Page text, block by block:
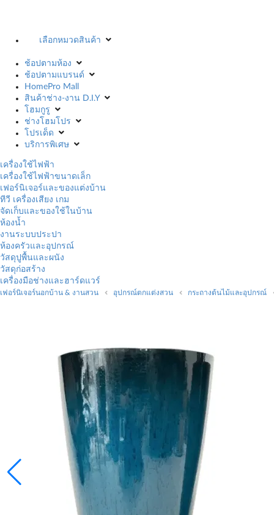
เลือกหมวดสินค้า
ช้อปตามห้อง
ช้อปตามแบรนด์
HomePro Mall
สินค้าช่าง-งาน D.I.Y
โฮมกูรู
ช่างโฮมโปร
โปรเด็ด
บริการพิเศษ
เครื่องใช้ไฟฟ้า
เครื่องใช้ไฟฟ้าขนาดเล็ก
เฟอร์นิเจอร์และของแต่งบ้าน
ทีวี เครื่องเสียง เกม
จัดเก็บและของใช้ในบ้าน
ห้องน้ำ
งานระบบประปา
ห้องครัวและอุปกรณ์
วัสดุปูพื้นและผนัง
วัสดุก่อสร้าง
เครื่องมือช่างและฮาร์ดแวร์
เฟอร์นิเจอร์นอกบ้าน & งานสวน อุปกรณ์ตกแต่งสวน กระถางต้นไม้และอุปกรณ์